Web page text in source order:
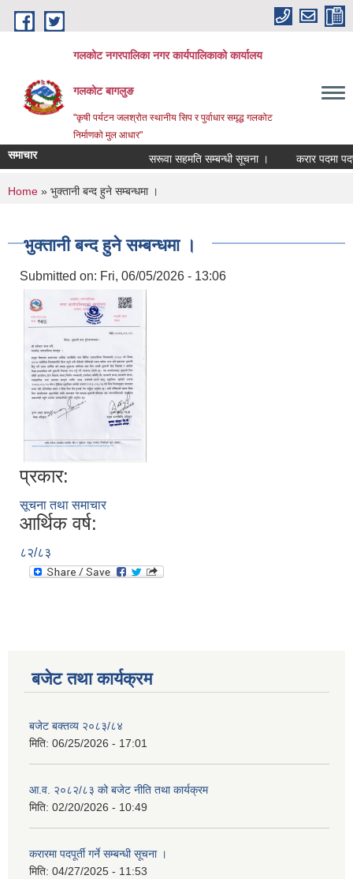
Skip to main content
गलकोट नगरपालिका नगर कार्यपालिकाको कार्यालय
गलकोट बागलुङ
"कृषी पर्यटन जलश्रोत स्थानीय सिप र पुर्वाधार समृद्ध गलकोट
निर्माणको मुल आधार"
समाचार सरूवा सहमति सम्बन्धी सूचना । करार पदमा
You are here
Home » भुक्तानी बन्द हुने सम्बन्धमा ।
भुक्तानी बन्द हुने सम्बन्धमा ।
Submitted on: Fri, 06/05/2026 - 13:06
प्रकार:
सूचना तथा समाचार
आर्थिक वर्ष:
८२/८३
बजेट तथा कार्यक्रम
बजेट बक्तव्य २०८३/८४
मिति: 06/25/2026 - 17:01
आ.व. २०८२/८३ को बजेट नीति तथा कार्यक्रम
मिति: 02/20/2026 - 10:49
करारमा पदपूर्ती गर्ने सम्बन्धी सूचना ।
मिति: 04/27/2025 - 11:53